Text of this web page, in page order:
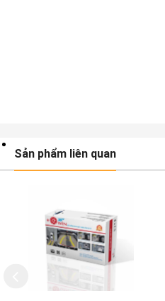
Sản phẩm liên quan